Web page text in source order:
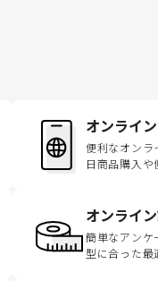
オンライ
便利なオンラ
日商品購入や
オンライ
簡単なアンケ
型に合った最